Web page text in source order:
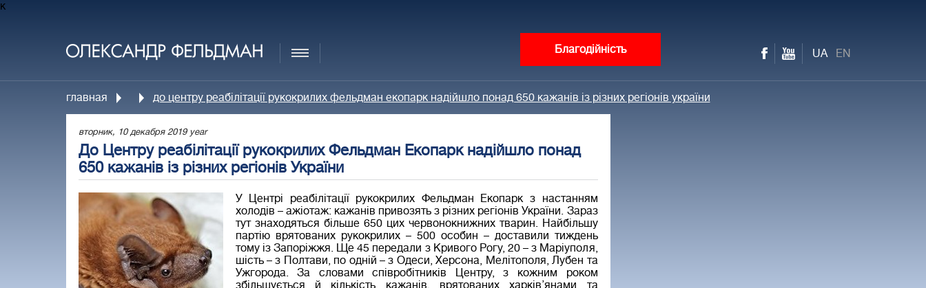
к
Благодійність UA EN
главная до центру реабілітації рукокрилих фельдман екопарк надійшло понад 650 кажанів із різних регіонів україни
вторник, 10 декабря 2019 year
До Центру реабілітації рукокрилих Фельдман Екопарк надійшло понад
650 кажанів із різних регіонів України
У Центрі реабілітації рукокрилих Фельдман Екопарк з настанням
холодів – ажіотаж: кажанів привозять з різних регіонів України. Зараз
тут знаходяться більше 650 цих червонокнижних тварин. Найбільшу
партію врятованих рукокрилих – 500 особин – доставили тиждень
тому із Запоріжжя. Ще 45 передали з Кривого Рогу, 20 – з Маріуполя,
шість – з Полтави, по одній – з Одеси, Херсона, Мелітополя, Лубен та
Ужгорода. За словами співробітників Центру, з кожним роком
збільшується й кількість кажанів, врятованих харків’янами та